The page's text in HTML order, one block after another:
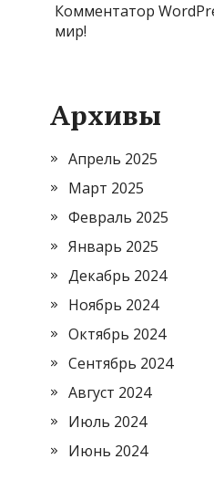
Комментатор
мир!
Архивы
Апрель 2025
Март 2025
Февраль 2025
Январь 2025
Декабрь 2024
Ноябрь 2024
Октябрь 2024
Сентябрь 2024
Август 2024
Июль 2024
Июнь 2024